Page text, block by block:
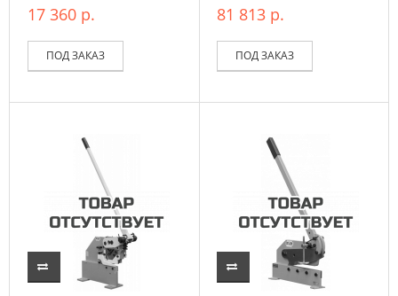
17 360 р.
ПОД ЗАКАЗ
81 813 р.
ПОД ЗАКАЗ